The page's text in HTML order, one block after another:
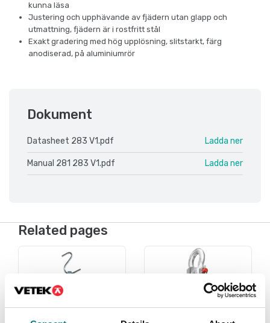
kunna läsa
Justering och upphävande av fjädern utan glapp och
utmattning, fjädern är i rostfritt stål
Exakt gradering med hög upplösning, slitstarkt, färg
anodiserad, på aluminiumrör
Dokument
Datasheet 283 V1.pdf Ladda ner
Manual 281 283 V1.pdf Ladda ner
Related pages